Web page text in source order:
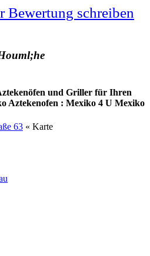
Bewertung schreiben
und Griller für Ihren
Aztekenofen : Mexiko 4 U Mexiko
63 « Karte